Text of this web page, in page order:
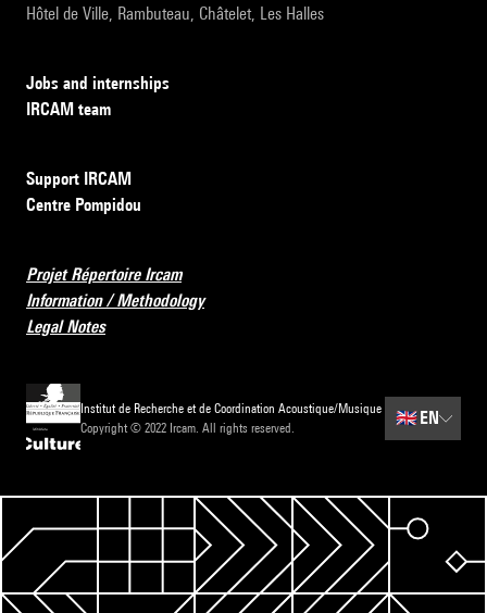
Hôtel de Ville, Rambuteau, Châtelet, Les Halles
Jobs and internships
IRCAM team
Support IRCAM
Centre Pompidou
Projet Répertoire Ircam
Information / Methodology
Legal Notes
Institut de Recherche et de Coordination Acoustique/Musique
Copyright © 2022 Ircam. All rights reserved.
🇬🇧 EN